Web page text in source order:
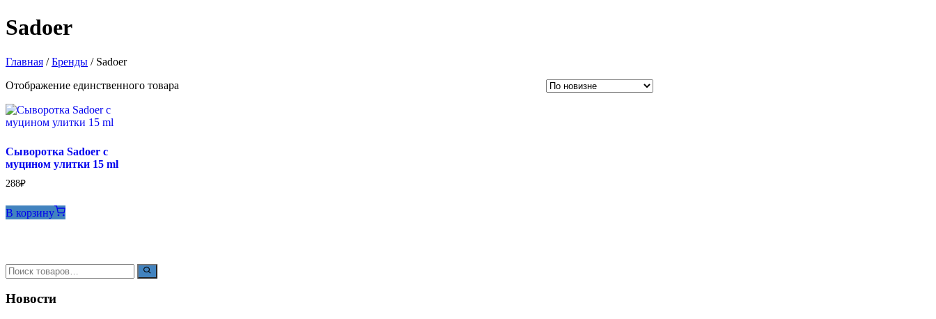
Sadoer
Главная /Бренды / Sadoer
Отображение единственного товара
Сыворотка Sadoer с
муцином улитки 15 ml
288₽
В корзину
Новости